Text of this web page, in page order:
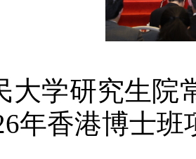
大学研究生院
年香港博士班